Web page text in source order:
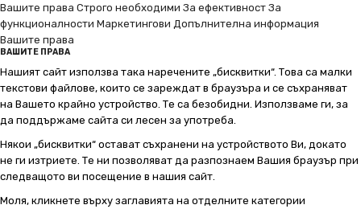
Вашите права Строго необходими За ефективност За
функционалности Маркетингови Допълнителна информация
Вашите права
ВАШИТЕ ПРАВА
Нашият сайт използва така наречените „бисквитки“. Това са малки
текстови файлове, които се зареждат в браузъра и се съхраняват
на Вашето крайно устройство. Те са безобидни. Използваме ги, за
да поддържаме сайта си лесен за употреба.
Някои „бисквитки“ остават съхранени на устройството Ви, докато
не ги изтриете. Те ни позволяват да разпознаем Вашия браузър при
следващото ви посещение в нашия сайт.
Моля, кликнете върху заглавията на отделните категории